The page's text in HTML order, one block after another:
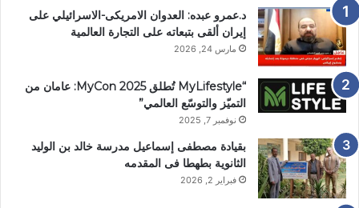
د.عمرو عبده: العدوان الامريكى-الاسرائيلي على
إيران ألقى بتبعاته على التجارة العالمية
مارس 24, 2026
“MyLifestyle تُطلق MyCon 2025: عامان من
التميّز والتوسّع العالمي”
نوفمبر 7, 2025
بقيادة مصطفى إسماعيل مدرسة خالد بن الوليد
الثانوية بطهطا فى المقدمه
فبراير 2, 2026